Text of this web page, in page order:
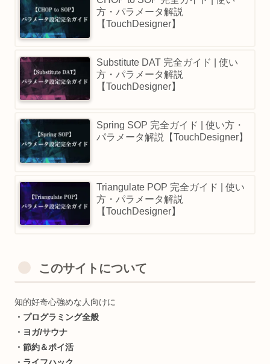
方・パラメータ解説
【TouchDesigner】
Substitute DAT 完全ガイド | 使い
方・パラメータ解説
【TouchDesigner】
Spring SOP 完全ガイド | 使い方・
パラメータ解説【TouchDesigner】
Triangulate POP 完全ガイド | 使い
方・パラメータ解説
【TouchDesigner】
このサイトについて